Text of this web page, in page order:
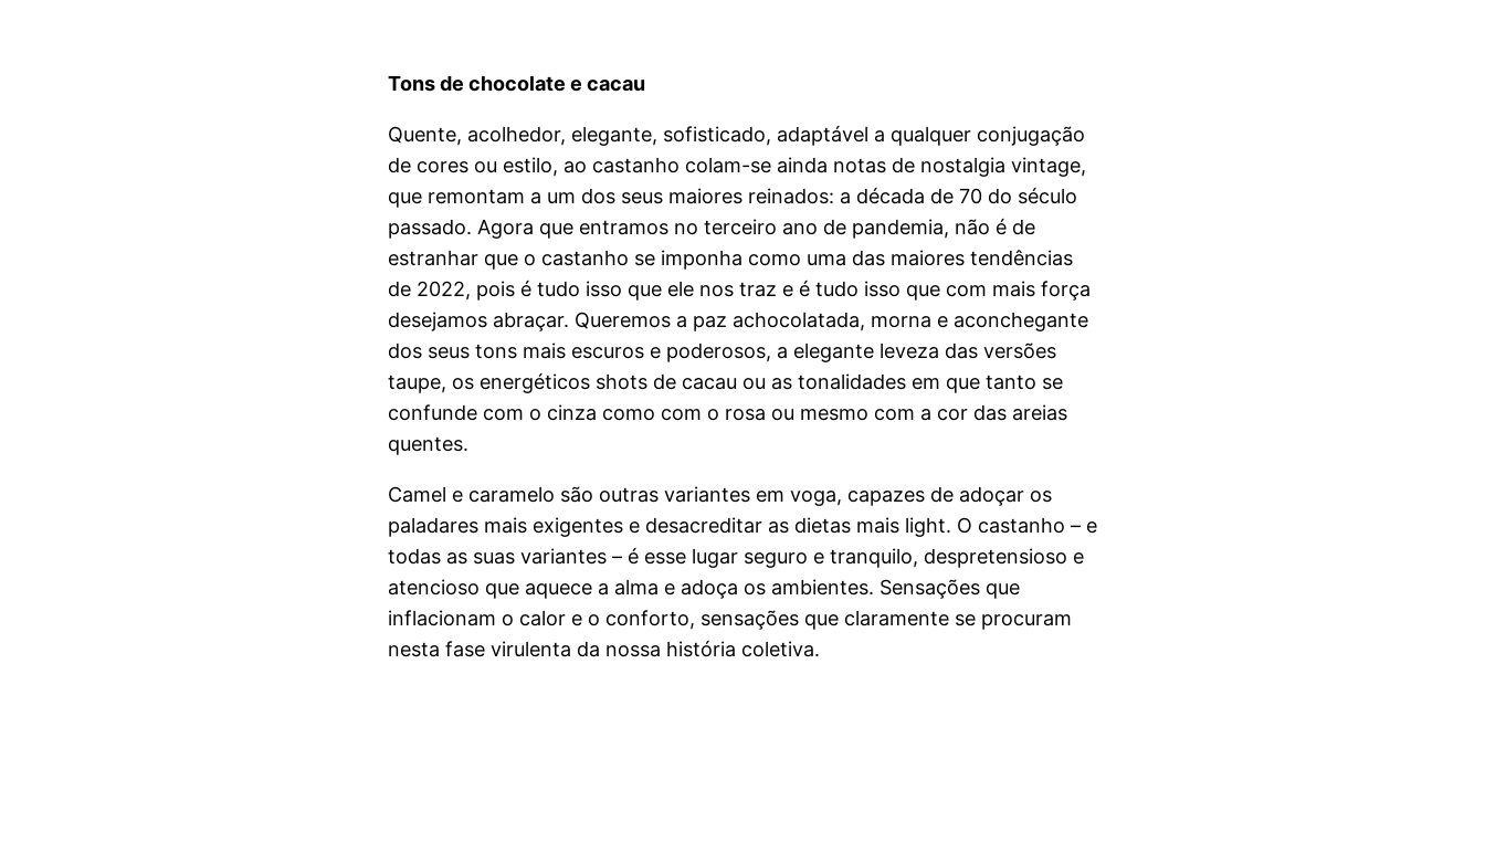
Tons de chocolate e cacau
Quente, acolhedor, elegante, sofisticado, adaptável a qualquer conjugação
de cores ou estilo, ao castanho colam-se ainda notas de nostalgia vintage,
que remontam a um dos seus maiores reinados: a década de 70 do século
passado. Agora que entramos no terceiro ano de pandemia, não é de
estranhar que o castanho se imponha como uma das maiores tendências
de 2022, pois é tudo isso que ele nos traz e é tudo isso que com mais força
desejamos abraçar. Queremos a paz achocolatada, morna e aconchegante
dos seus tons mais escuros e poderosos, a elegante leveza das versões
taupe, os energéticos shots de cacau ou as tonalidades em que tanto se
confunde com o cinza como com o rosa ou mesmo com a cor das areias
quentes.
Camel e caramelo são outras variantes em voga, capazes de adoçar os
paladares mais exigentes e desacreditar as dietas mais light. O castanho – e
todas as suas variantes – é esse lugar seguro e tranquilo, despretensioso e
atencioso que aquece a alma e adoça os ambientes. Sensações que
inflacionam o calor e o conforto, sensações que claramente se procuram
nesta fase virulenta da nossa história coletiva.